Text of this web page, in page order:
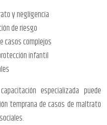
y negligencia
de riesgo
casos complejos
infantil
especializada puede
temprana de casos de maltrato